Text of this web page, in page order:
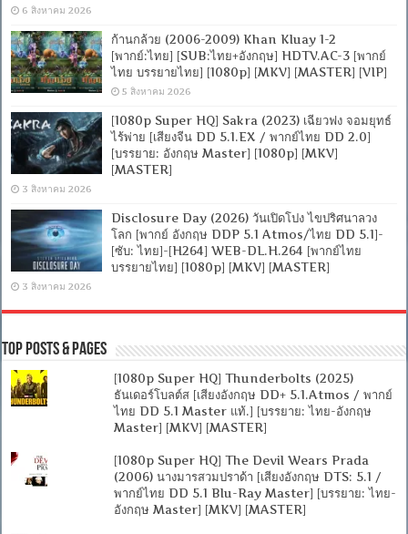
6 สิงหาคม 2026
ก้านกล้วย (2006-2009) Khan Kluay 1-2
[พากย์:ไทย] [SUB:ไทย+อังกฤษ] HDTV.AC-3 [พากย์
ไทย บรรยายไทย] [1080p] [MKV] [MASTER] [VIP]
5 สิงหาคม 2026
[1080p Super HQ] Sakra (2023) เฉียวฟง จอมยุทธ์
ไร้พ่าย [เสียงจีน DD 5.1.EX / พากย์ไทย DD 2.0]
[บรรยาย: อังกฤษ Master] [1080p] [MKV]
[MASTER]
3 สิงหาคม 2026
Disclosure Day (2026) วันเปิดโปง ไขปริศนาลวง
โลก [พากย์ อังกฤษ DDP 5.1 Atmos/ไทย DD 5.1]-
[ซับ: ไทย]-[H264] WEB-DL.H.264 [พากย์ไทย
บรรยายไทย] [1080p] [MKV] [MASTER]
3 สิงหาคม 2026
Top Posts & Pages
[1080p Super HQ] Thunderbolts (2025)
ธันเดอร์โบลต์ส [เสียงอังกฤษ DD+ 5.1.Atmos / พากย์
ไทย DD 5.1 Master แท้.] [บรรยาย: ไทย-อังกฤษ
Master] [MKV] [MASTER]
[1080p Super HQ] The Devil Wears Prada
(2006) นางมารสวมปราด้า [เสียงอังกฤษ DTS: 5.1 /
พากย์ไทย DD 5.1 Blu-Ray Master] [บรรยาย: ไทย-
อังกฤษ Master] [MKV] [MASTER]